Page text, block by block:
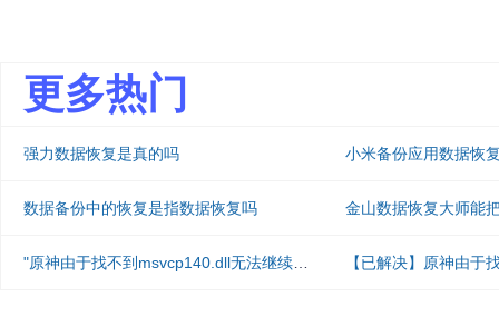
更多热门
强力数据恢复是真的吗 小米备份应用数据恢
数据备份中的恢复是指数据恢复吗 金山数据恢复大师能